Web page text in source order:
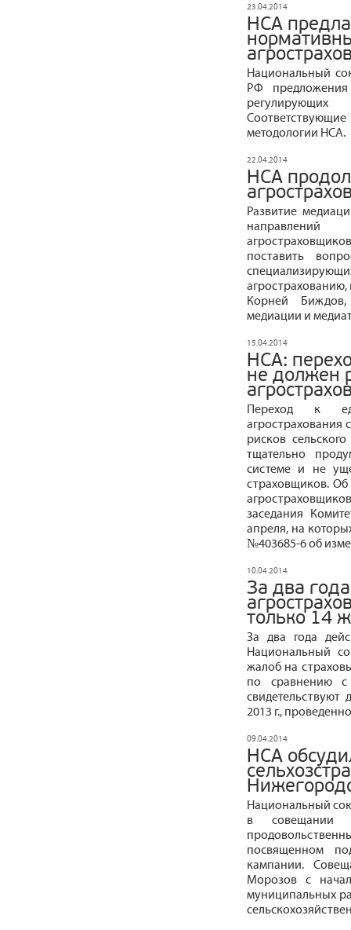
23.04.2014
НСА
Национальный
РФ
методологии НСА.
22.04.2014
НСА
Развитие
направлений
поставить
Корней
медиации и
15.04.2014
НСА:
не должен
Переход к
агрострахования
рисков
тщательно
системе и не
страховщиков. Об
заседания
апреля, на
№403685-6 об
10.04.2014
За два
только 14
За два года
Национальный
жалоб на
по сравнению с
2013 г.,
09.04.2014
НСА
Национальный
в совещании
посвященном
кампании.
Морозов с
муниципальных